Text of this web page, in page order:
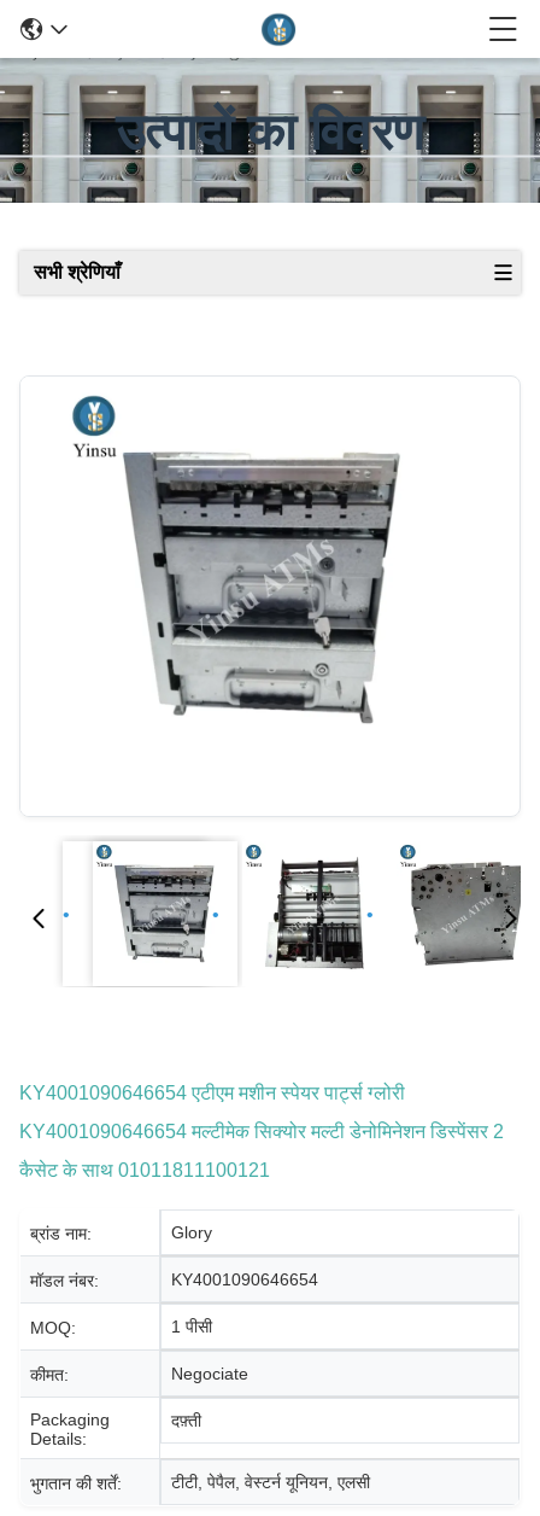
उत्पादों का विवरण
सभी श्रेणियाँ
KY4001090646654 एटीएम मशीन स्पेयर पार्ट्स ग्लोरी
KY4001090646654 मल्टीमेक सिक्योर मल्टी डेनोमिनेशन डिस्पेंसर 2
कैसेट के साथ 01011811100121
ब्रांड नाम: Glory
मॉडल नंबर: KY4001090646654
MOQ: 1 पीसी
कीमत: Negociate
Packaging
Details:
दफ़्ती
भुगतान की शर्तें: टीटी, पेपैल, वेस्टर्न यूनियन, एलसी